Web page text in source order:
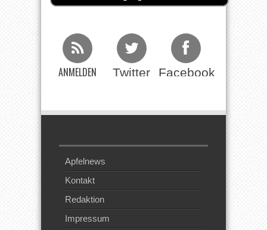
ANMELDEN Twitter Facebook
Apfelnews
Kontakt
Redaktion
Impressum